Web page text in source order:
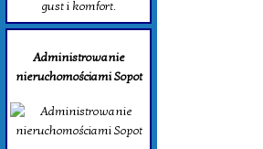
gust i komfort.
Administrowanie
nieruchomościami Sopot